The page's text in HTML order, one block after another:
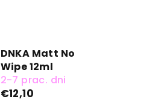
DNKA Matt No
Wipe 12ml
2-7 prac. dni
€12,10